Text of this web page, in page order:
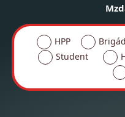
HPP
Student